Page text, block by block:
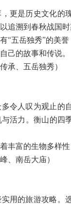
更是历史文化的
追溯到春秋战国
“五岳独秀”的美
己的故事和传说。
承、五岳独秀）
令人叹为观止的
活力。衡山的四
丰富的生物多样
、南岳大庙）
用的旅游攻略。